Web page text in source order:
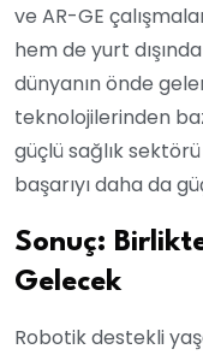
ve AR-GE
hem de yurt
dünyanın önde
teknolojilerinden
güçlü sağlık
başarıyı daha da
Sonuç:
Gelecek
Robotik destekli